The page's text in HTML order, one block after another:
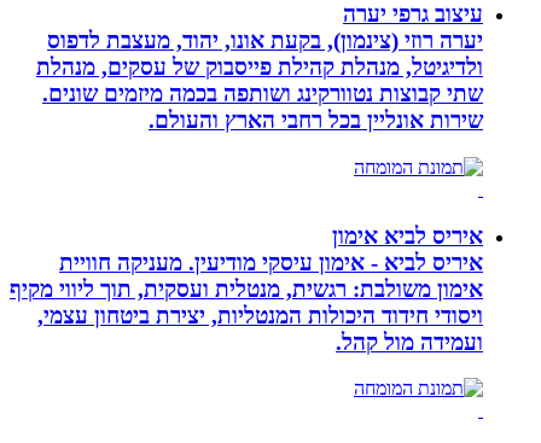
עיצוב גרפי יערה
יערה רוזי (צינמון), בקעת אונו, יהוד, מעצבת לדפוס
ולדיגיטל, מנהלת קהילת פייסבוק של עסקים, מנהלת
שתי קבוצות נטוורקינג ושותפה בכמה מיזמים שונים.
שירות אונליין בכל רחבי הארץ והעולם.
איריס לביא אימון
איריס לביא - אימון עיסקי מודיעין. מעניקה חוויית
אימון משולבת: רגשית, מנטלית ועסקית, תוך ליווי מקיף
ויסודי חידוד היכולות המנטליות, יצירת ביטחון עצמי,
ועמידה מול קהל.